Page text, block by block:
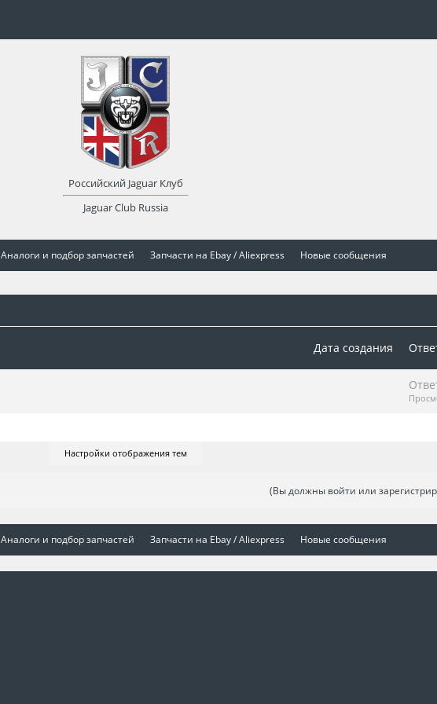
Аналоги и подбор запчастей Запчасти на Ebay / Aliexpress Новые сообщения
Дата создания
Настройки отображения тем
(Вы должны войти или
Аналоги и подбор запчастей Запчасти на Ebay / Aliexpress Новые сообщения
Российский Jaguar Клуб
Jaguar Club Russia